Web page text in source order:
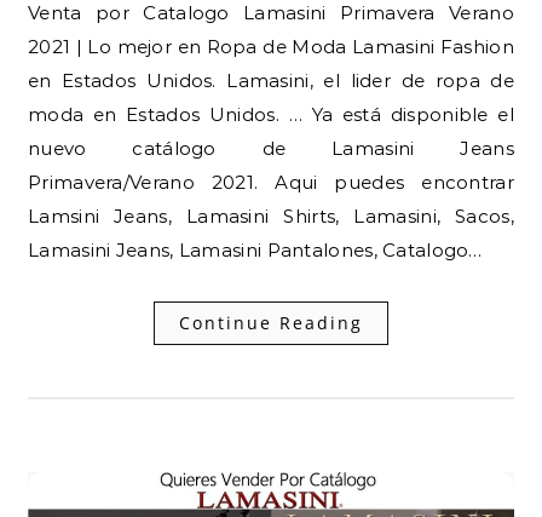
Venta por Catalogo Lamasini Primavera Verano
2021 | Lo mejor en Ropa de Moda Lamasini Fashion
en Estados Unidos. Lamasini, el lider de ropa de
moda en Estados Unidos. … Ya está disponible el
nuevo catálogo de Lamasini Jeans
Primavera/Verano 2021. Aqui puedes encontrar
Lamsini Jeans, Lamasini Shirts, Lamasini, Sacos,
Lamasini Jeans, Lamasini Pantalones, Catalogo…
Continue Reading